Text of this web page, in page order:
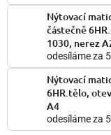
Nýtovací
částečně
1030, nerez
odesíláme za
Nýtovací
6HR.tělo,
A4
odesíláme za